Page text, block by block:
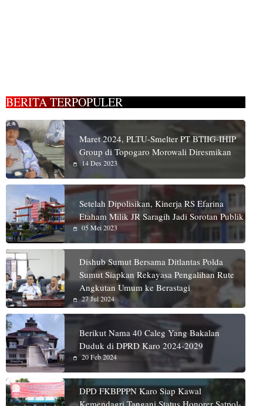
BERITA TERPOPULER
Maret 2024, PLTU-Smelter PT BTIIG-IHIP
Group di Topogaro Morowali Diresmikan
14 Des 2023
Setelah Dipolisikan, Kinerja RS Efarina
Etaham Milik JR Saragih Jadi Sorotan Publik
05 Mei 2023
Dishub Sumut Bersama Ditlantas Polda
Sumut Siapkan Rekayasa Pengalihan Rute
Angkutan Umum ke Berastagi
27 Jul 2024
Berikut Nama 40 Caleg Yang Bakalan
Duduk di DPRD Karo 2024-2029
20 Feb 2024
DPD FKBPPPN Karo Siap Kawal
Kemendagri Tangani Status Honorer Satpol-